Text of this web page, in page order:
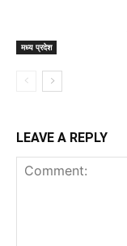
मध्य प्रदेश
LEAVE A REPLY